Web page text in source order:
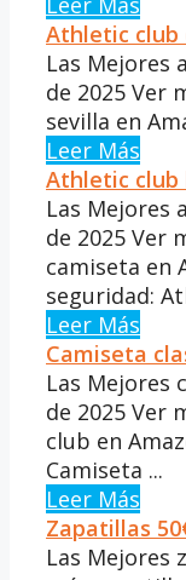
Athletic club
Las Mejores
de 2025 Ver
sevilla en
Leer Más
Athletic club
Las Mejores
de 2025 Ver
camiseta en
seguridad:
Leer Más
Camiseta
Las Mejores
de 2025 Ver
club en
Camiseta ...
Leer Más
Zapatillas
Las Mejores